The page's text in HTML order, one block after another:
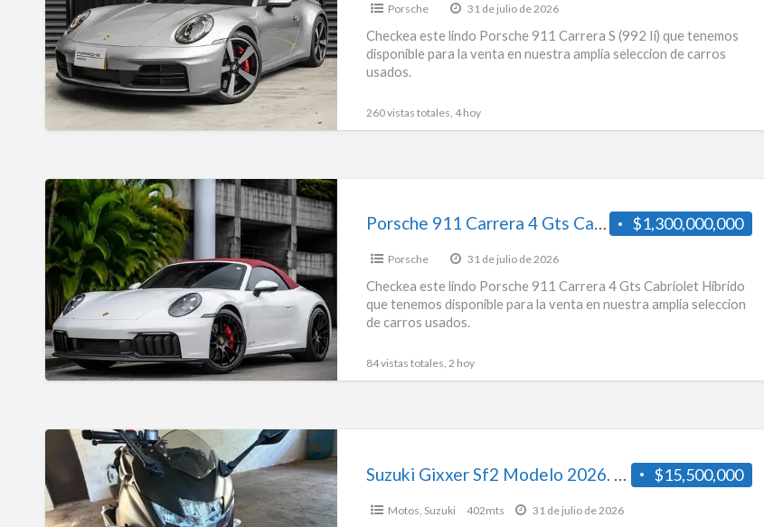
S
(992
Ii)
Porsche 31 de julio de 2026
Checkea este lindo Porsche 911 Carrera S (992 Ii) que tenemos
disponible para la venta en nuestra amplia seleccion de carros
usados.
260 vistas totales, 4 hoy
Porsche
911
Carrera
4
Gts
Cabriolet
Hibrido
$1,300,000,000
Porsche 911 Carrera 4 Gts Cabriolet Hibrido
Porsche 31 de julio de 2026
Checkea este lindo Porsche 911 Carrera 4 Gts Cabriolet Hibrido
que tenemos disponible para la venta en nuestra amplia seleccion
de carros usados.
84 vistas totales, 2 hoy
Suzuki
Gixxer
Sf2
Modelo
$15,500,000
Motos Suzuki 402mts 31 de julio de 2026